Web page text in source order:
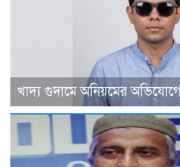
খাদ্য গুদামে অনিয়মের